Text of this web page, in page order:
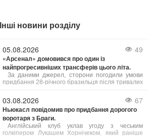
Інші новини розділу
05.08.2026 49
«Арсенал» домовився про один із
найпрогресивніших трансферів цього літа.
За даними джерел, сторони погодили умови
придбання 28-річного бразильця після тривалих
були затверджені ще в липні. «Каноніри»
заплатять за хавбека 75 мільйонів фунтів
стерлінгів (87,5 млн євро).
03.08.2026 67
Ньюкасл повідомив про придбання дорогого
воротаря з Браги.
Англійський клуб уклав угоду з чеським
голкіпером Лукашем Хорнічеком, який раніше